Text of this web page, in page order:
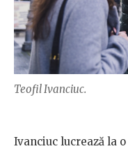
Teofil Ivanciuc.
Ivanciuc lucrează la